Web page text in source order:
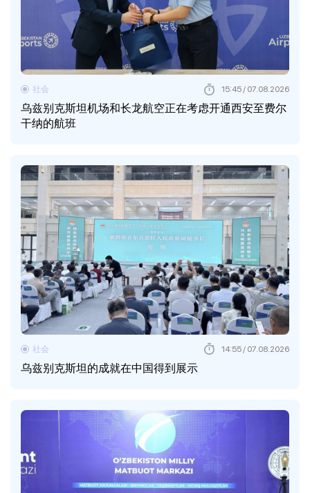
乌兹别克斯坦机场和长龙航空正在考虑开通西安至费尔
干纳的航班
社会 15:45 / 07.08.2026
乌兹别克斯坦的成就在中国得到展示
社会 14:55 / 07.08.2026